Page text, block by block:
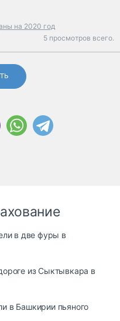
на 2020 год
5 просмотров всего.
в две фуры в
из Сыктывкара в
в Башкирии пьяного